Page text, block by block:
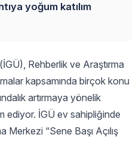
yoğum katılım
Rehberlik ve Araştırma
kapsamında birçok konu
artırmaya yönelik
ediyor. İGÜ ev sahipliğinde
Merkezi “Sene Başı Açılış